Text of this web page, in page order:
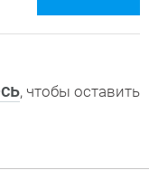
, чтобы оставить